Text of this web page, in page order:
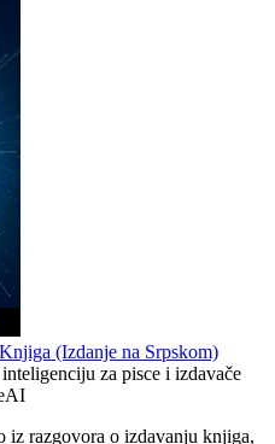
(Izdanje na Srpskom)
za pisce i izdavače
iz razgovora o izdavanju knjiga,